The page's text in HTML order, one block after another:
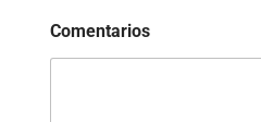
Comentarios